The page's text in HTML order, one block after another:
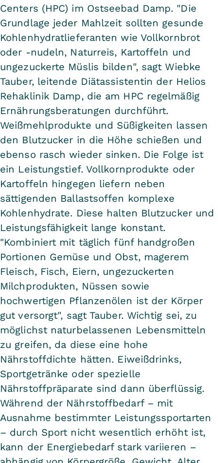
Centers (HPC) im Ostseebad Damp. "Die
Grundlage jeder Mahlzeit sollten gesunde
Kohlenhydratlieferanten wie Vollkornbrot
oder -nudeln, Naturreis, Kartoffeln und
ungezuckerte Müslis bilden", sagt Wiebke
Tauber, leitende Diätassistentin der Helios
Rehaklinik Damp, die am HPC regelmäßig
Ernährungsberatungen durchführt.
Weißmehlprodukte und Süßigkeiten lassen
den Blutzucker in die Höhe schießen und
ebenso rasch wieder sinken. Die Folge ist
ein Leistungstief. Vollkornprodukte oder
Kartoffeln hingegen liefern neben
sättigenden Ballastsoffen komplexe
Kohlenhydrate. Diese halten Blutzucker und
Leistungsfähigkeit lange konstant.
"Kombiniert mit täglich fünf handgroßen
Portionen Gemüse und Obst, magerem
Fleisch, Fisch, Eiern, ungezuckerten
Milchprodukten, Nüssen sowie
hochwertigen Pflanzenölen ist der Körper
gut versorgt", sagt Tauber. Wichtig sei, zu
möglichst naturbelassenen Lebensmitteln
zu greifen, da diese eine hohe
Nährstoffdichte hätten. Eiweißdrinks,
Sportgetränke oder spezielle
Nährstoffpräparate sind dann überflüssig.
Während der Nährstoffbedarf – mit
Ausnahme bestimmter Leistungssportarten
– durch Sport nicht wesentlich erhöht ist,
kann der Energiebedarf stark variieren –